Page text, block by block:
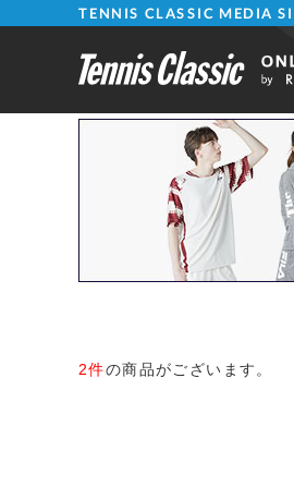
TENNIS CLASSIC MEDIA
2件の商品がございます。